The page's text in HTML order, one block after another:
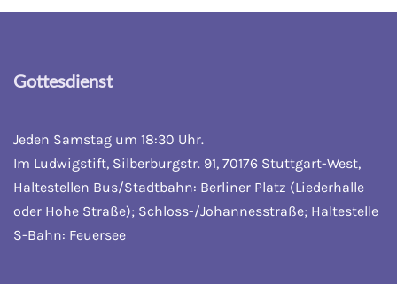
Gottesdienst
Jeden Samstag um 18:30 Uhr.
Im Ludwigstift, Silberburgstr. 91, 70176 Stuttgart-West,
Haltestellen Bus/Stadtbahn: Berliner Platz (Liederhalle
oder Hohe Straße); Schloss-/Johannesstraße; Haltestelle
S-Bahn: Feuersee